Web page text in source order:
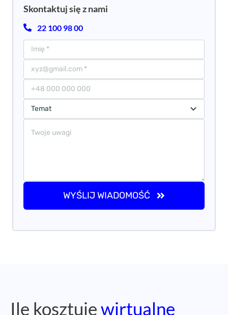
Skontaktuj się z nami
22 100 98 00
WYŚLIJ WIADOMOŚĆ
Ile kosztujewirtualne